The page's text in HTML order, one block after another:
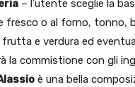
– l’utente sceglie la
fresco o al forno, tonno,
e verdura ed
la commistione con gli
è una bella